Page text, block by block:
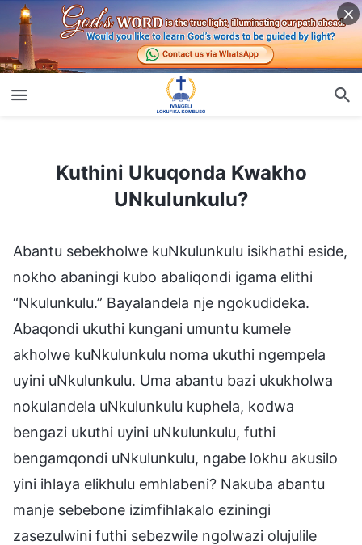
Kuthini Ukuqonda Kwakho UNkulunkulu?
Kuthini Ukuqonda Kwakho
UNkulunkulu?
Abantu sebekholwe kuNkulunkulu isikhathi eside,
nokho abaningi kubo abaliqondi igama elithi
“Nkulunkulu.” Bayalandela nje ngokudideka.
Abaqondi ukuthi kungani umuntu kumele
akholwe kuNkulunkulu noma ukuthi ngempela
uyini uNkulunkulu. Uma abantu bazi ukukholwa
nokulandela uNkulunkulu kuphela, kodwa
bengazi ukuthi uyini uNkulunkulu, futhi
bengamqondi uNkulunkulu, ngabe lokhu akusilo
yini ihlaya elikhulu emhlabeni? Nakuba abantu
manje sebebone izimfihlakalo eziningi
zasezulwini futhi sebezwile ngolwazi olujulile